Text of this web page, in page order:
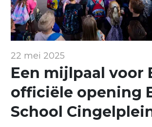
22 mei 2025
Een mijlpaal voor
officiële opening
School